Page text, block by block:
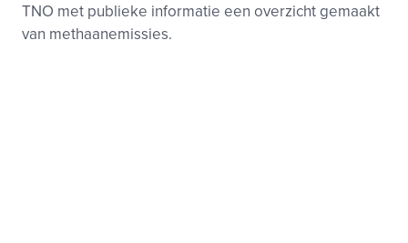
TNO met publieke informatie een overzicht gemaakt
van methaanemissies.